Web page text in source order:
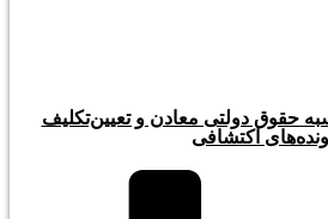
حقوق دولتی معادن و تعیین‌تکلیف
اکتشافی